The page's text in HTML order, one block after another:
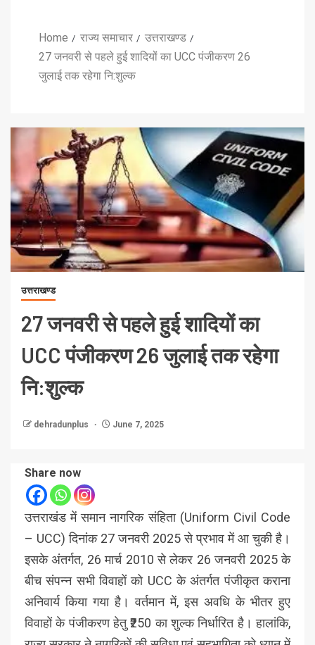
Home राज्य समाचार
उत्तराखण्ड
27 जनवरी से पहले हुई शादियों का UCC पंजीकरण 26
जुलाई तक रहेगा नि:शुल्क
उत्तराखण्ड
27 जनवरी से पहले हुई शादियों का
UCC पंजीकरण 26 जुलाई तक रहेगा
नि:शुल्क
dehradunplus June 7, 2025
Share now
उत्तराखंड में समान नागरिक संहिता (Uniform Civil Code
– UCC) दिनांक 27 जनवरी 2025 से प्रभाव में आ चुकी है।
इसके अंतर्गत, 26 मार्च 2010 से लेकर 26 जनवरी 2025 के
बीच संपन्न सभी विवाहों को UCC के अंतर्गत पंजीकृत कराना
अनिवार्य किया गया है। वर्तमान में, इस अवधि के भीतर हुए
विवाहों के पंजीकरण हेतु ₹250 का शुल्क निर्धारित है। हालांकि,